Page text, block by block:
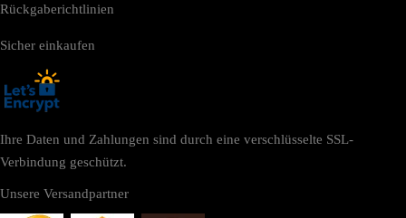
Rückgaberichtlinien
Sicher einkaufen
Ihre Daten und Zahlungen sind durch eine verschlüsselte SSL-
Verbindung geschützt.
Unsere Versandpartner